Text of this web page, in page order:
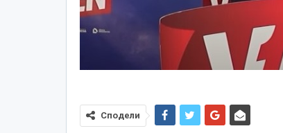
Сподели